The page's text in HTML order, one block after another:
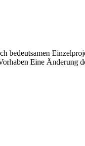
bedeutsamen
Eine Änderung